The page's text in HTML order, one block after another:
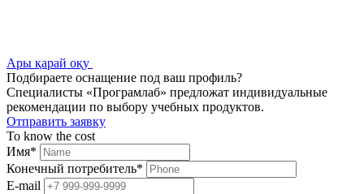
Ары қарай оқу
Подбираете оснащение под ваш профиль?
Специалисты «Програмлаб» предложат индивидуальные
рекомендации по выбору учебных продуктов.
Отправить заявку
To know the cost
Имя*
Конечный потребитель*
E-mail